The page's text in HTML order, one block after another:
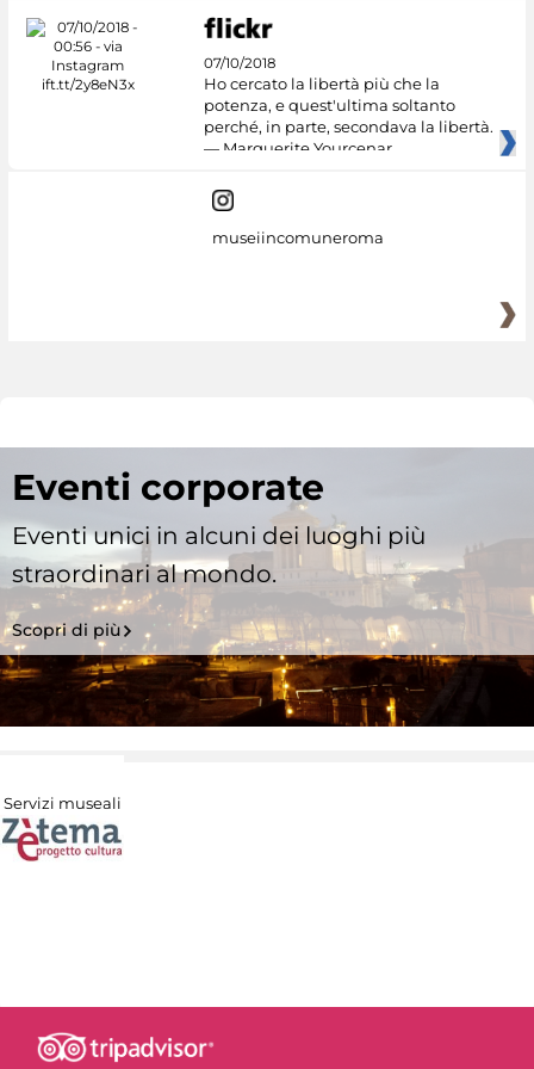
07/10/2018
Ho cercato la libertà più che la
potenza, e quest'ultima soltanto
perché, in parte, secondava la libertà.
— Marguerite Yourcenar
museiincomuneroma
Eventi corporate
Eventi unici in alcuni dei luoghi più
straordinari al mondo.
Scopri di più
Servizi museali